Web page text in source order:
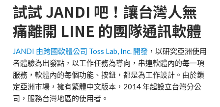
試試 JANDI 吧！讓台灣人無
痛離開 LINE 的團隊通訊軟體
JANDI 由跨國軟體公司 Toss Lab, Inc. 開發 ，以研究亞洲使用
者體驗為出發點，以工作任務為導向，串連軟體內的每一項
服務，軟體內的每個功能、按鈕，都是為工作設計。由於鎖
定亞洲市場，擁有繁體中文版本，2014 年起設立台灣分公
司，服務台灣地區的使用者。